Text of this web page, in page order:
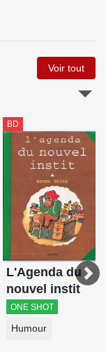
Voir tout
BD
L'Agenda du
nouvel instit
ONE SHOT
Humour